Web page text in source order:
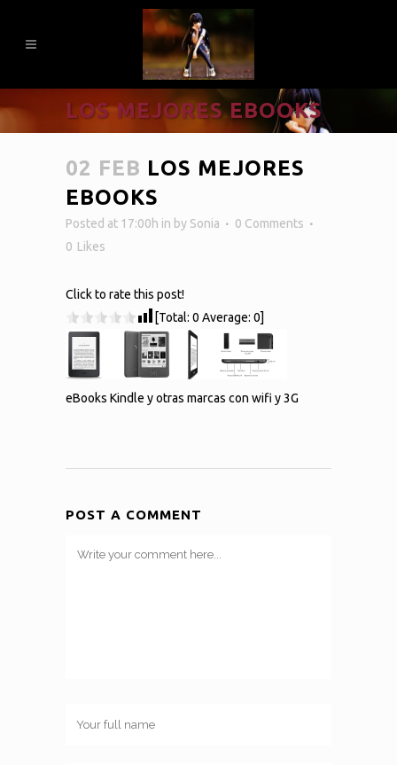
LOS MEJORES EBOOKS
02 FEB LOS MEJORES
EBOOKS
Posted at 17:00h in by Sonia
0 Comments
0 Likes
Click to rate this post!
[Total: 0 Average: 0]
eBooks Kindle y otras marcas con wifi y 3G
POST A COMMENT